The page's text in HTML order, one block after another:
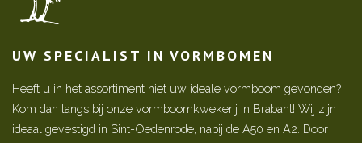
UW SPECIALIST IN VORMBOMEN
Heeft u in het assortiment niet uw ideale vormboom gevonden?
Kom dan langs bij onze vormboomkwekerij in Brabant! Wij zijn
ideaal gevestigd in Sint-Oedenrode, nabij de A50 en A2. Door